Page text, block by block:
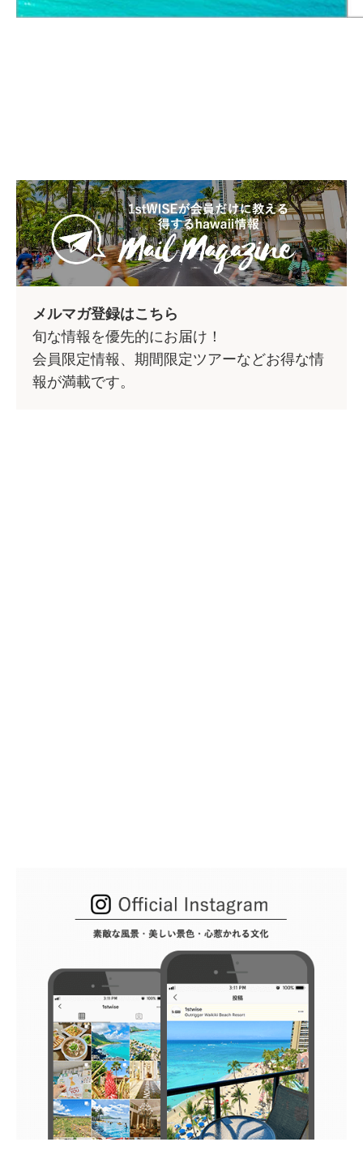
メルマガ登録はこちら
旬な情報を優先的にお届け！
会員限定情報、期間限定ツアーなどお得な情
報が満載です。